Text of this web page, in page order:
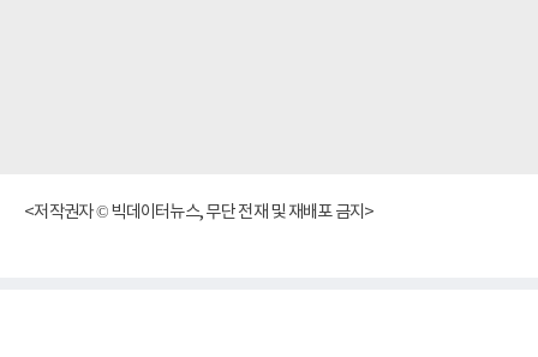
<저작권자 © 빅데이터뉴스, 무단 전재 및 재배포 금지>